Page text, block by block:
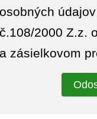
osobných
č.108/2000 Z.z.
a zásielkovom